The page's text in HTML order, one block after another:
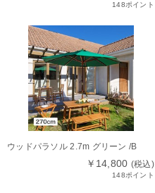
148ポイント
ウッドパラソル 2.7m グリーン /B
￥14,800 (税込)
148ポイント